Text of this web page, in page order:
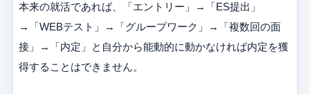
本来の就活であれば、「エントリー」→「ES提出」
→「WEBテスト」→「グループワーク」→「複数回の面
接」→「内定」と自分から能動的に動かなければ内定を獲
得することはできません。